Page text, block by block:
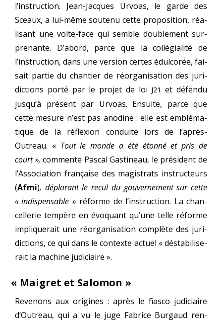
l’instruction. Jean-Jacques Urvoas, le garde des
Sceaux, a lui-même sou­te­nu cette pro­po­si­tion, réa­
li­sant une volte-face qui semble dou­ble­ment sur­
pre­nante. D’abord, parce que la col­lé­gia­li­té de
l’instruction, dans une ver­sion certes édul­co­rée, fai­
sait par­tie du chan­tier de réor­ga­ni­sa­tion des juri­
dic­tions por­té par le pro­jet de loi J21 et défen­du
jusqu’à pré­sent par Urvoas. Ensuite, parce que
cette mesure n’est pas ano­dine : elle est emblé­ma­
tique de la réflexion conduite lors de l’après-
Outreau. « Tout le monde a été éton­né et pris de
court », com­mente Pascal Gastineau, le pré­sident de
l’Association fran­çaise des magis­trats ins­truc­teurs
(Afmi), déplo­rant le recul du gou­ver­ne­ment sur cette
« indis­pen­sable » réforme de l’instruction. La chan­
cel­le­rie tem­père en évo­quant qu’une telle réforme
impli­que­rait une réor­ga­ni­sa­tion com­plète des juri­
dic­tions, ce qui dans le contexte actuel « désta­bi­li­se­
rait la machine judiciaire ».
« Maigret et Salomon »
Revenons aux ori­gines : après le fias­co judi­ciaire
d’Outreau, qui a vu le juge Fabrice Burgaud ren­